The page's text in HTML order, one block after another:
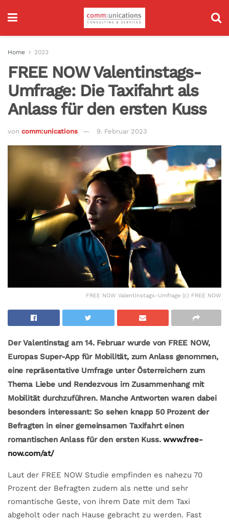
Home 2023
FREE NOW Valentinstags-
Umfrage: Die Taxifahrt als
Anlass für den ersten Kuss
von comm:unications 9. Februar 2023
FREE NOW Valentinstags-Umfrage (c) FREE NOW
Der Valentinstag am 14. Februar wurde von FREE NOW,
Europas Super-App für Mobilität, zum Anlass genommen,
eine repräsentative Umfrage unter Österreichern zum
Thema Liebe und Rendezvous im Zusammenhang mit
Mobilität durchzuführen.Manche Antworten waren dabei
besonders interessant: Sosehen knapp 50 Prozent der
Befragten in einergemeinsamen Taxifahrteinen
romantischen Anlass für den ersten Kuss.www.free-
now.com/at/
Laut der FREE NOW Studie empfinden es nahezu 70
Prozent der Befragten zudem als nette und sehr
romantische Geste, von ihrem Date mit dem Taxi
abgeholt oder nach Hause gebracht zu werden. Fast